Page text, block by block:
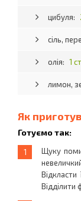
цибуля:
сіль,
олія: 1
лимон,
Як
Готуємо так:
Щуку
Відділити